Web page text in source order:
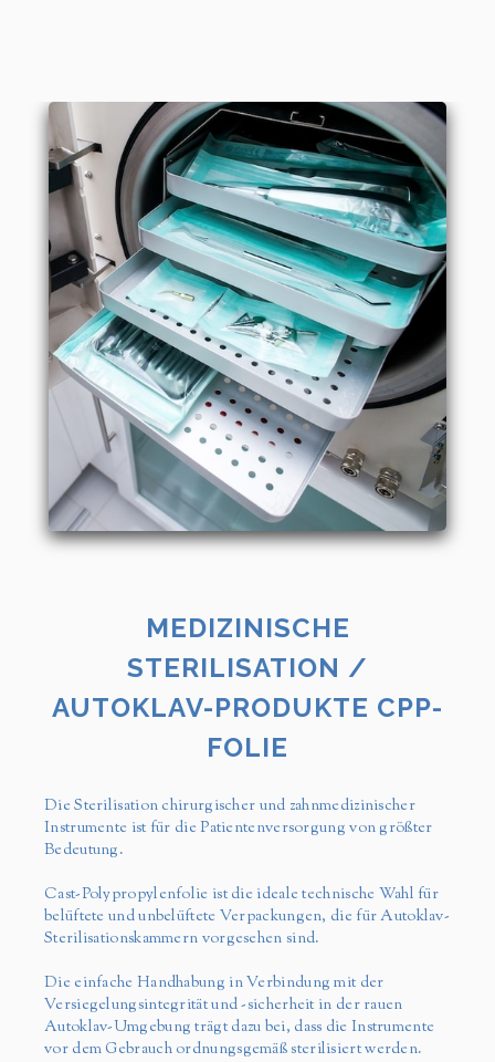
MEDIZINISCHE
STERILISATION /
AUTOKLAV-PRODUKTE CPP-
FOLIE
Die Sterilisation chirurgischer und zahnmedizinischer
Instrumente ist für die Patientenversorgung von größter
Bedeutung.
Cast-Polypropylenfolie ist die ideale technische Wahl für
belüftete und unbelüftete Verpackungen, die für Autoklav-
Sterilisationskammern vorgesehen sind.
Die einfache Handhabung in Verbindung mit der
Versiegelungsintegrität und -sicherheit in der rauen
Autoklav-Umgebung trägt dazu bei, dass die Instrumente
vor dem Gebrauch ordnungsgemäß sterilisiert werden.